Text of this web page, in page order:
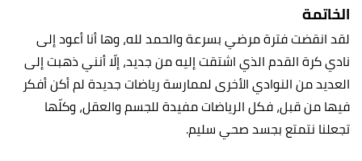
الخاتمة
لقد انقضت فترة مرضي بسرعة والحمد لله، وها أنا أعود إلى
نادي كرة القدم الذي اشتقت إليه من جديد، إلّا أنني ذهبت إلى
العديد من النوادي الأخرى لممارسة رياضات جديدة لم أكن أفكر
فيها من قبل، فكل الرياضات مفيدة للجسم والعقل، وكلّها
تجعلنا نتمتع بجسد صحي سليم.